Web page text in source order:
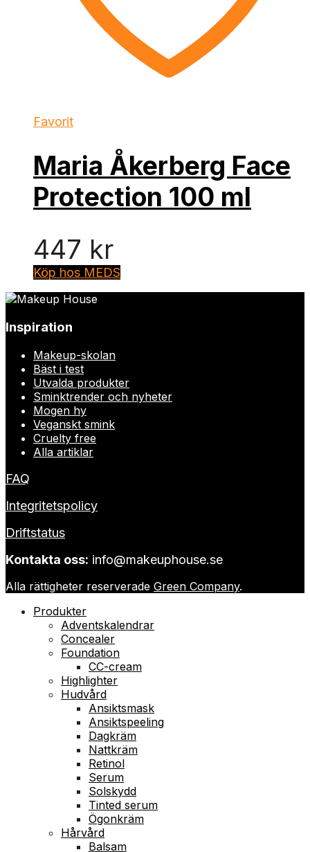
Favorit
Maria Åkerberg Face
Protection 100 ml
447 kr
Köp hos MEDS
Inspiration
Makeup-skolan
Bäst i test
Utvalda produkter
Sminktrender och nyheter
Mogen hy
Veganskt smink
Cruelty free
Alla artiklar
FAQ
Integritetspolicy
Driftstatus
Kontakta oss: info@makeuphouse.se
Alla rättigheter reserverade Green Company.
Produkter
Adventskalendrar
Concealer
Foundation
CC-cream
Highlighter
Hudvård
Ansiktsmask
Ansiktspeeling
Dagkräm
Nattkräm
Retinol
Serum
Solskydd
Tinted serum
Ögonkräm
Hårvård
Balsam